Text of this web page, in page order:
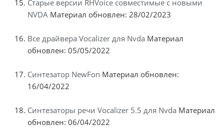
Старые версии RHVoice совместимые с новыми
NVDA Материал обновлен: 28/02/2023
Все драйвера Vocalizer для Nvda Материал
обновлен: 05/05/2022
Синтезатор NewFon Материал обновлен:
16/04/2022
Синтезаторы речи Vocalizer 5.5 для Nvda Материал
обновлен: 06/04/2022